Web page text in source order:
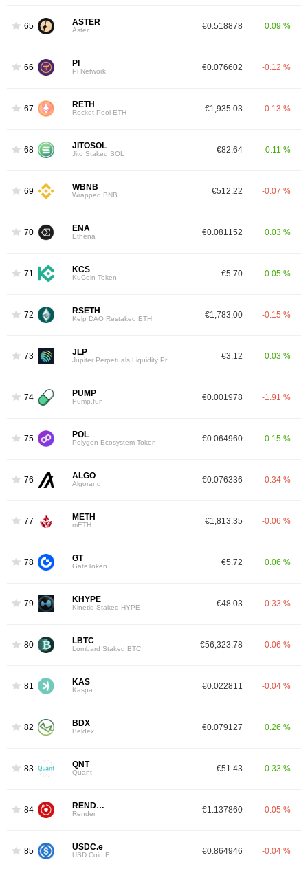
65 ASTER
Aster €0.518878 0.09 %
66 PI
Pi Network €0.076602 -0.12 %
67 RETH
Rocket Pool ETH €1,935.03 -0.13 %
68 JITOSOL
Jito Staked SOL €82.64 0.11 %
69 WBNB
Wrapped BNB €512.22 -0.07 %
70 ENA
Ethena €0.081152 0.03 %
71 KCS
KuCoin Token €5.70 0.05 %
72 RSETH
Kelp DAO Restaked ETH €1,783.00 -0.15 %
73 JLP €3.12 0.03 %
74 PUMP
Pump.fun €0.001978 -1.91 %
75 POL
Polygon Ecosystem Token €0.064960 0.15 %
76 ALGO
Algorand €0.076336 -0.34 %
77 METH
mETH €1,813.35 -0.06 %
78 GT
GateToken €5.72 0.06 %
79 KHYPE
Kinetiq Staked HYPE €48.03 -0.33 %
80 LBTC
Lombard Staked BTC €56,323.78 -0.06 %
81 KAS
Kaspa €0.022811 -0.04 %
82 BDX
Beldex €0.079127 0.26 %
83 QNT
Quant €51.43 0.33 %
84 RENDER
Render €1.137860 -0.05 %
85 USDC.e
USD Coin.E €0.864946 -0.04 %